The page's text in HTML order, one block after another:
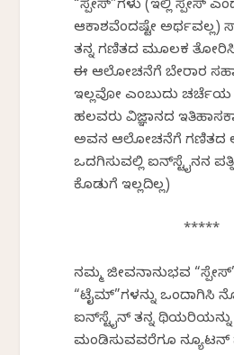
“ಸ್ಪೇಸ್”ಗಳು (ಇಲ್ಲಿ ಸ್ಪೇಸ್
ಆಕಾಶವೆಂದಷ್ಟೇ ಅರ್ಥವಲ್ಲ)
ತನ್ನ ಗಣಿತದ ಮೂಲಕ
ಈ ಆಲೋಚನೆಗೆ ಬೇರಾರ
ಇಲ್ಲವೋ ಎಂಬುದು
ಹಲವರು ವಿಜ್ಞಾನದ
ಅವನ ಆಲೋಚನೆಗೆ ಗಣಿತದ
ಒದಗಿಸುವಲ್ಲಿ ಐನ್‌ಸ್ಟೈನನ
ಕೊಡುಗೆ ಇಲ್ಲದಿಲ್ಲ)
*****
ನಮ್ಮ ಜೀವನಾನುಭವ
“ಟೈಮ್”ಗಳನ್ನು ಒಂದಾಗಿಸಿ
ಐನ್‌ಸ್ಟೈನ್ ತನ್ನ ಥಿಯರಿಯನ್ನು
ಮಂಡಿಸುವವರೆಗೂ ನ್ಯೂಟನ್‌